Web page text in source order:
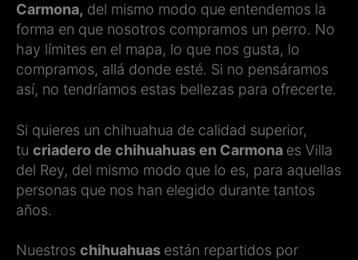
Carmona, del mismo modo que entendemos la
forma en que nosotros compramos un perro. No
hay límites en el mapa, lo que nos gusta, lo
compramos, allá donde esté. Si no pensáramos
así, no tendríamos estas bellezas para ofrecerte.
Si quieres un chihuahua de calidad superior,
tu criadero de chihuahuas en Carmona es Villa
del Rey, del mismo modo que lo es, para aquellas
personas que nos han elegido durante tantos
años.
Nuestros chihuahuas están repartidos por